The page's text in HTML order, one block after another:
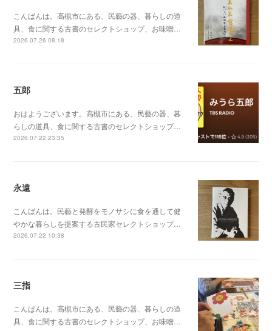
こんばんは。高槻市にある、民藝の器、暮らしの道
具、食に関する古書のセレクトショップ、お味噌…
2026.07.26 08:18
五郎
おはようございます。高槻市にある、民藝の器、暮
らしの道具、食に関する古書のセレクトショップ…
2026.07.22 23:35
永遠
こんばんは。民藝と発酵をモノサシに食を通して健
やかな暮らしを提案する古民家セレクトショップ…
2026.07.22 10:38
三指
こんばんは。高槻市にある、民藝の器、暮らしの道
具、食に関する古書のセレクトショップ、お味噌…